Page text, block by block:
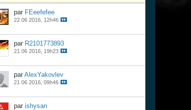
par FEeefefee
22 06 2016, 12h46
par R2101773893
21 06 2016, 19h23
par AlexYakovlev
21 06 2016, 09h46
par ishysan